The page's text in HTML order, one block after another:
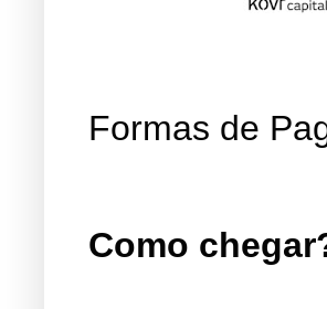
Formas de
Como